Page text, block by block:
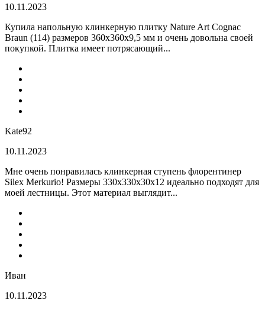
10.11.2023
Купила напольную клинкерную плитку Nature Art Cognac
Braun (114) размеров 360x360x9,5 мм и очень довольна своей
покупкой. Плитка имеет потрясающий...
Kate92
10.11.2023
Мне очень понравилась клинкерная ступень флорентинер
Silex Merkurio! Размеры 330х330х30х12 идеально подходят для
моей лестницы. Этот материал выглядит...
Иван
10.11.2023